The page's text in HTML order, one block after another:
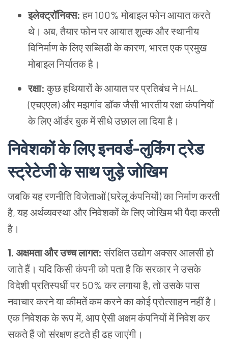
इलेक्ट्रॉनिक्स: हम 100% मोबाइल फोन आयात करते
थे। अब, तैयार फोन पर आयात शुल्क और स्थानीय
विनिर्माण के लिए सब्सिडी के कारण, भारत एक प्रमुख
मोबाइल निर्यातक है।
रक्षा: कुछ हथियारों के आयात पर प्रतिबंध ने HAL
(एचएएल) और मझगांव डॉक जैसी भारतीय रक्षा कंपनियों
के लिए ऑर्डर बुक में सीधे उछाल ला दिया है।
निवेशकों के लिए इनवर्ड-लुकिंग ट्रेड
स्ट्रेटेजी के साथ जुड़े जोखिम
जबकि यह रणनीति विजेताओं (घरेलू कंपनियों) का निर्माण करती
है, यह अर्थव्यवस्था और निवेशकों के लिए जोखिम भी पैदा करती
है।
1. अक्षमता और उच्च लागत: संरक्षित उद्योग अक्सर आलसी हो
जाते हैं। यदि किसी कंपनी को पता है कि सरकार ने उसके
विदेशी प्रतिस्पर्धी पर 50% कर लगाया है, तो उसके पास
नवाचार करने या कीमतें कम करने का कोई प्रोत्साहन नहीं है।
एक निवेशक के रूप में, आप ऐसी अक्षम कंपनियों में निवेश कर
सकते हैं जो संरक्षण हटते ही ढह जाएंगी।